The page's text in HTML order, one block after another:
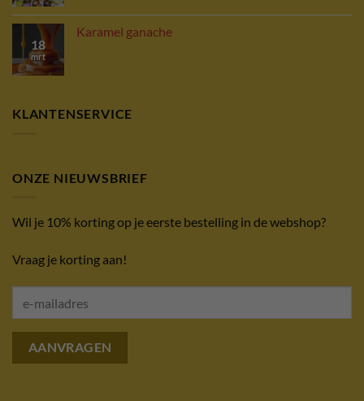
18
mrt
Karamel ganache
KLANTENSERVICE
ONZE NIEUWSBRIEF
Wil je 10% korting op je eerste bestelling in de webshop?
Vraag je korting aan!